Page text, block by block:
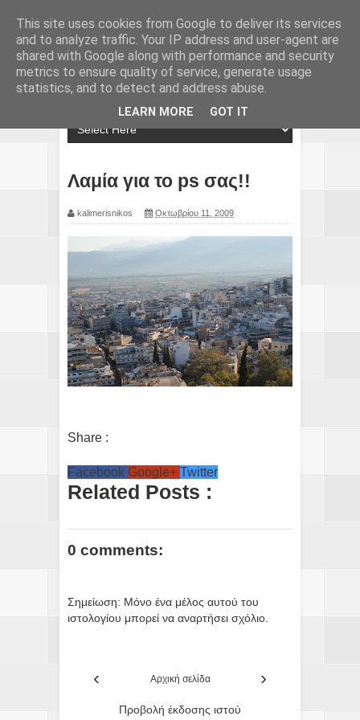
Λαμία για το ps σας!!
kalimerisnikos Οκτωβρίου 11, 2009
Share :
Facebook Google+ Twitter
Related Posts :
0 comments:
Σημείωση: Μόνο ένα μέλος αυτού του
ιστολογίου μπορεί να αναρτήσει σχόλιο.
‹ ›
Αρχική σελίδα
Προβολή έκδοσης ιστού
This site uses cookies from Google to deliver its services
and to analyze traffic. Your IP address and user-agent are
shared with Google along with performance and security
metrics to ensure quality of service, generate usage
statistics, and to detect and address abuse.
LEARN MORE GOT IT